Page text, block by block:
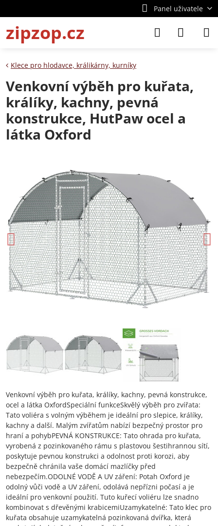
Panel uživatele
zipzop.cz
Klece pro hlodavce, králikárny, kurníky
Venkovní výběh pro kuřata,
králíky, kachny, pevná
konstrukce, HutPaw ocel a
látka Oxford
Venkovní výběh pro kuřata, králíky, kachny, pevná konstrukce,
ocel a látka OxfordSpeciální funkceSkvělý výběh pro zvířata:
Tato voliéra s volným výběhem je ideální pro slepice, králíky,
kachny a další. Malým zvířatům nabízí bezpečný prostor pro
hraní a pohybPEVNÁ KONSTRUKCE: Tato ohrada pro kuřata,
vyrobená z pozinkovaného rámu s plastovou šestihrannou sítí,
poskytuje pevnou konstrukci a odolnost proti korozi, aby
bezpečně chránila vaše domácí mazlíčky před
nebezpečím.ODOLNÉ VODĚ A UV záření: Potah Oxford je
odolný vůči vodě a UV záření, odolává nepřízni počasí a je
ideální pro venkovní použití. Tuto kuřecí voliéru lze snadno
kombinovat s dřevěnými krabicemiUzamykatelné: Tato klec pro
kuřata obsahuje uzamykatelná pozinkovaná dvířka, která